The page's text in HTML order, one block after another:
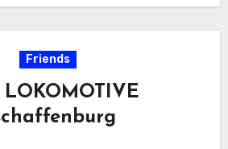
Friends
LOKOMOTIVE